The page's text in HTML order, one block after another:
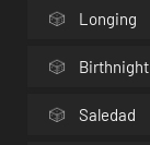
Longing
Birthnight
Saledad